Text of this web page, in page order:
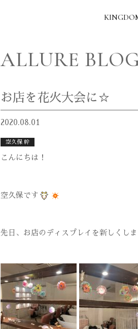
ALLURE
お店を花火大会に☆
2020.08.01
空久保 幹
こんにちは！
空久保です
先日、お店のディスプレイを新しくしま